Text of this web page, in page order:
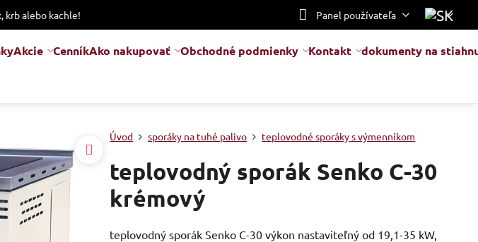
krb alebo kachle! Panel používateľa
Akcie CenníkAko nakupovať Obchodné podmienky Kontakt dokumenty na
Úvod sporáky na tuhé palivo teplovodné sporáky s výmenníkom
teplovodný sporák Senko C-30
krémový
teplovodný sporák Senko C-30 výkon nastaviteľný od 19,1-35 kW,